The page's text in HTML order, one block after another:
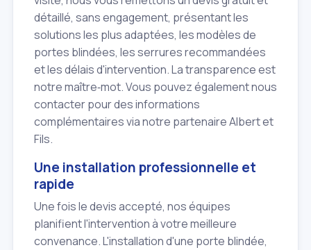
détaillé, sans engagement, présentant les
solutions les plus adaptées, les modèles de
portes blindées, les serrures recommandées
et les délais d'intervention. La transparence est
notre maître‑mot. Vous pouvez également nous
contacter pour des informations
complémentaires via notre partenaire Albert et
Fils.
Une installation professionnelle et
rapide
Une fois le devis accepté, nos équipes
planifient l'intervention à votre meilleure
convenance. L'installation d'une porte blindée,